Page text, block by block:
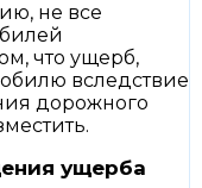
не все
что ущерб,
вследствие
дорожного
ущерба